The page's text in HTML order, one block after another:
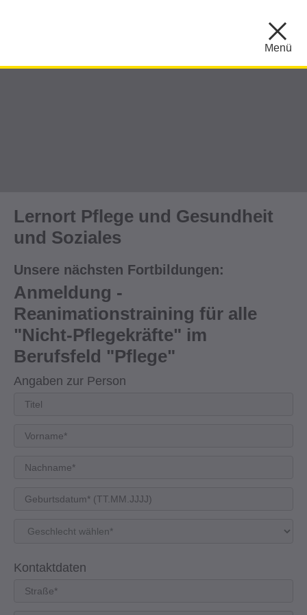
Menü
Lernort Pflege und Gesundheit
und Soziales
Unsere nächsten Fortbildungen:
Anmeldung -
Reanimationstraining für alle
"Nicht-Pflegekräfte" im
Berufsfeld "Pflege"
Angaben zur Person
Kontaktdaten